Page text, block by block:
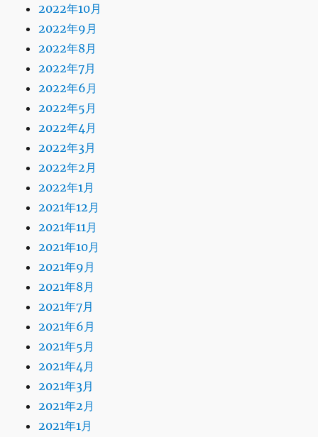
2022年10月
2022年9月
2022年8月
2022年7月
2022年6月
2022年5月
2022年4月
2022年3月
2022年2月
2022年1月
2021年12月
2021年11月
2021年10月
2021年9月
2021年8月
2021年7月
2021年6月
2021年5月
2021年4月
2021年3月
2021年2月
2021年1月